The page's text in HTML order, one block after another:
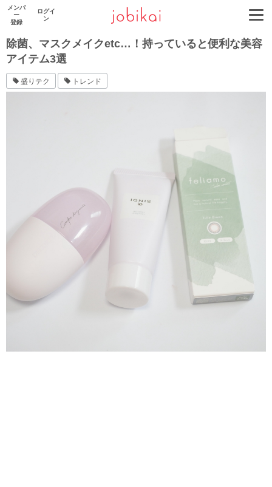
メンバ
ー
登録
ログイ
ン
除菌、マスクメイクetc…！持っていると便利な美容
アイテム3選
盛りテク トレンド